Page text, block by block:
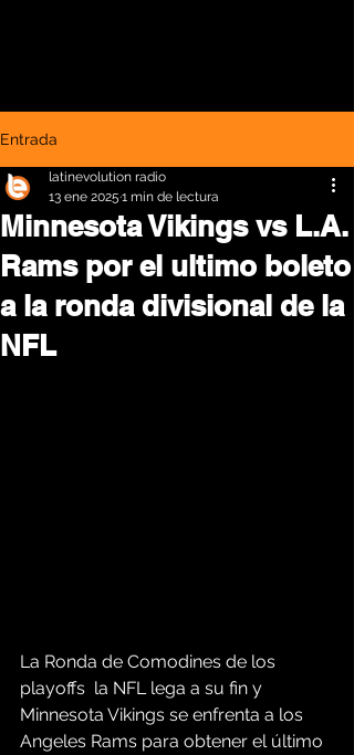
Entrada
Minnesota Vikings vs L.A.
Rams por el ultimo boleto
a la ronda divisional de la
NFL
latinevolution radio
13 ene 2025 1 min de lectura
La Ronda de Comodines de los
playoffs  la NFL lega a su fin y
Minnesota Vikings se enfrenta a los
Angeles Rams para obtener el último